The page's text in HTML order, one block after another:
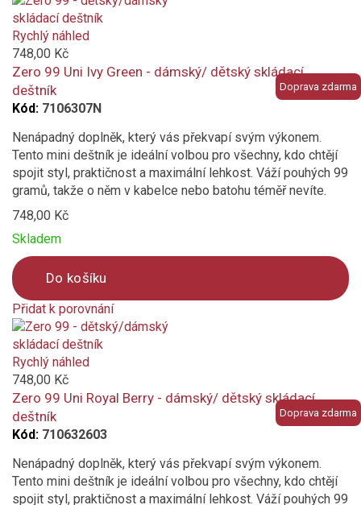
is
added
to
compare
Doprava zdarma
Rychlý náhled
748,00 Kč
Zero 99 Uni Ivy Green - dámský/ dětský skládací
deštník
Kód: 7106307N
Nenápadný doplněk, který vás překvapí svým výkonem.
Tento mini deštník je ideální volbou pro všechny, kdo chtějí
spojit styl, praktičnost a maximální lehkost. Váží pouhých 99
gramů, takže o něm v kabelce nebo batohu téměř nevíte.
748,00 Kč
Skladem
Do košíku
Přidat k porovnání
Product
is
added
to
compare
Doprava zdarma
Rychlý náhled
748,00 Kč
Zero 99 Uni Royal Berry - dámský/ dětský skládací
deštník
Kód: 710632603
Nenápadný doplněk, který vás překvapí svým výkonem.
Tento mini deštník je ideální volbou pro všechny, kdo chtějí
spojit styl, praktičnost a maximální lehkost. Váží pouhých 99